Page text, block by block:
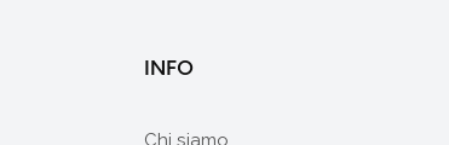
INFO
Chi siamo